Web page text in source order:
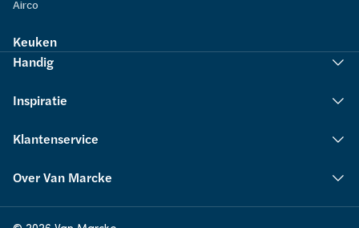
Airco
Keuken
Handig
Inspiratie
Klantenservice
Over Van Marcke